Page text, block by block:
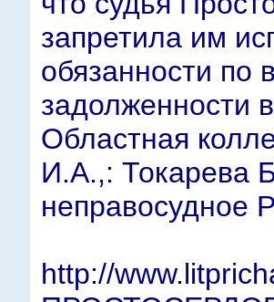
запретила им
обязанности по
задолженности
Областная
И.А.,: Токарева
неправосудное
http://